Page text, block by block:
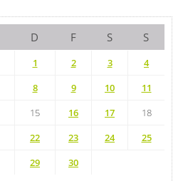
D F S S
1 2 3
4
8 9 10
11
15 16 17
18
22 23 24
25
29 30